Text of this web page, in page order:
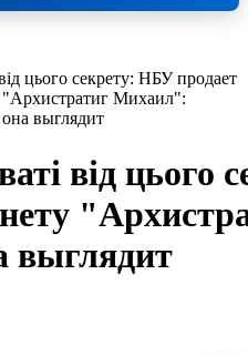
цього секрету: НБУ продает
"Архистратиг Михаил":
выглядит
від
выглядит